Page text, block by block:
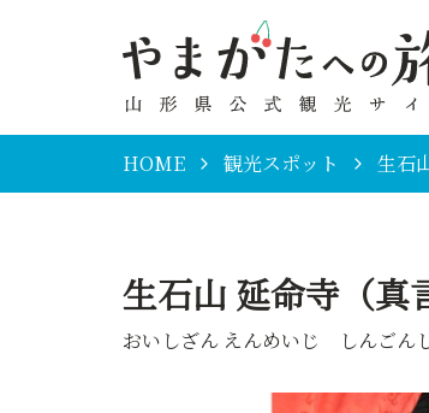
HOME 観光スポット 生石
生石山 延命寺（真
おいしざん えんめいじ しんごん